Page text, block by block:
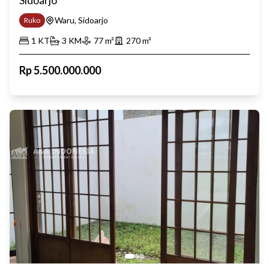
Ruko
Waru, Sidoarjo
1 KT 3 KM 77m² 270m²
Rp5.500.000.000